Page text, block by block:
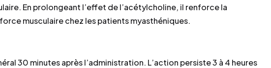
En prolongeant l’effet de l’acétylcholine, il renforce la
musculaire chez les patients myasthéniques.
30 minutes après l’administration. L’action persiste 3 à 4 heures